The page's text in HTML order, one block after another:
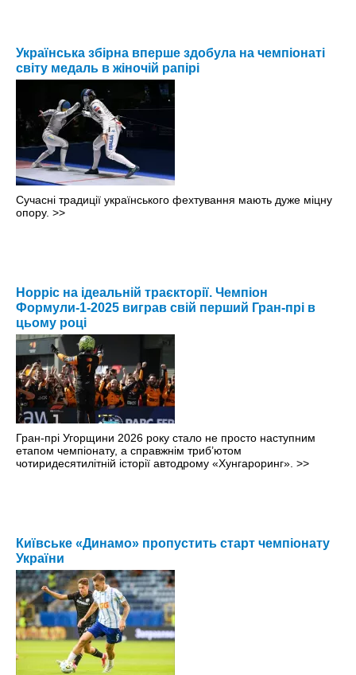
Українська збірна вперше здобула на чемпіонаті
світу медаль в жіночій рапірі
Сучасні традиції українського фехтування мають дуже міцну
опору. >>
Норріс на ідеальній траєкторії. Чемпіон
Формули-1-2025 виграв свій перший Гран-прі в
цьому році
Гран-прі Угорщини 2026 року стало не просто наступним
етапом чемпіонату, а справжнім триб’ютом
чотиридесятилітній історії автодрому «Хунгароринг». >>
Київське «Динамо» пропустить старт чемпіонату
України